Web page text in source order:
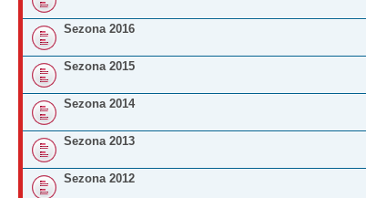
Sezona 2016
Sezona 2015
Sezona 2014
Sezona 2013
Sezona 2012